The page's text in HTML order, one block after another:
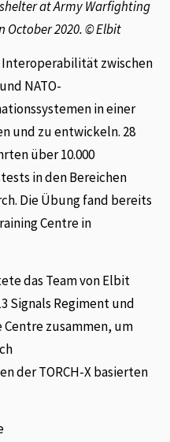
at Army Warfighting
October 2020. © Elbit
Interoperabilität zwischen
NATO-
in einer
und zu entwickeln. 28
über 10.000
in den Bereichen
Die Übung fand bereits
Centre in
das Team von Elbit
Signals Regiment und
Centre zusammen, um
der TORCH-X basierten